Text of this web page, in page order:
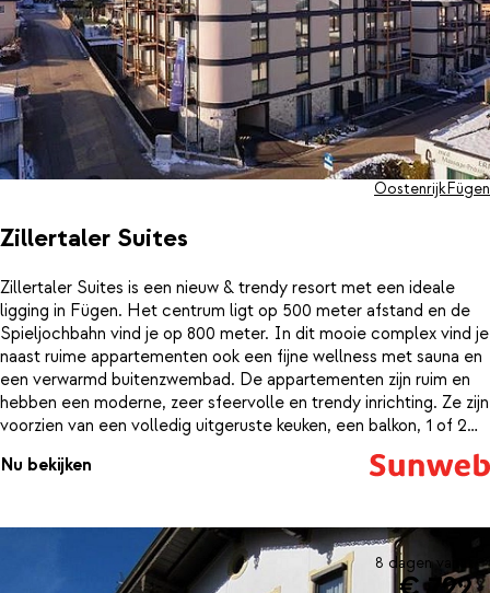
Zillertaler Suites
OostenrijkFügen
Zillertaler Suites is een nieuw & trendy resort met een ideale
ligging in Fügen. Het centrum ligt op 500 meter afstand en de
Spieljochbahn vind je op 800 meter. In dit mooie complex vind je
naast ruime appartementen ook een fijne wellness met sauna en
een verwarmd buitenzwembad. De appartementen zijn ruim en
hebben een moderne, zeer sfeervolle en trendy inrichting. Ze zijn
voorzien van een volledig uitgeruste keuken, een balkon, 1 of 2
comfortabele slaapkamers en een mooie badkamer.
Nu bekijken
8 dagen vanaf